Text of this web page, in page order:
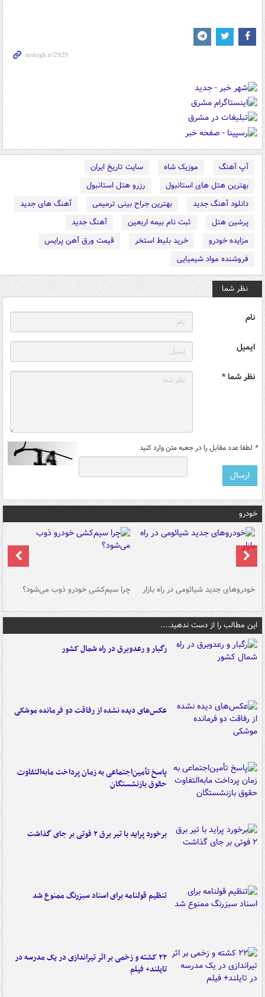
آپ آهنگ موزیک شاه
سایت تاریخ ایران
بهترین هتل های استانبول
رزرو هتل استانبول
دانلود آهنگ جدید
بهترین جراح بینی ترمیمی
آهنگ های جدید
پرشین هتل
ثبت نام بیمه اربعین
آهنگ جدید
مزایده خودرو
خرید بلیط استخر
قیمت ورق آهن پرایس
فروشنده مواد شیمیایی
نظر شما
نام
ایمیل
نظر شما *
* لطفا عدد مقابل را در جعبه متن وارد کنید
خودرو
خودروهای جدید شیائومی در راه بازار چرا سیم‌کشی خودرو ذوب می‌شود؟
این مطالب را از دست ندهید....
رگبار و رعدوبرق در راه شمال کشور
عکس‌های دیده نشده از رفاقت دو فرمانده‌ موشکی
پاسخ تأمین‌اجتماعی به زمان پرداخت مابه‌التفاوت
حقوق بازنشستگان
برخورد پراید با تیر برق ۲ فوتی بر جای گذاشت
تنظیم قولنامه برای اسناد سبزرنگ ممنوع شد
۲۲ کشته و زخمی بر اثر تیراندازی در یک مدرسه در
تایلند+ فیلم